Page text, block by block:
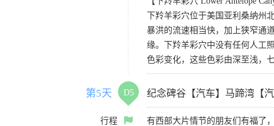
下羚羊彩穴位于美国亚利桑纳
暴洪的流速相当快，加上狭窄通
缘。下羚羊彩穴中没有任何人工
色彩变化，这些色彩由深至浅，
第5天 D5 纪念碑谷【汽车】马蹄湾【
行程
有西部大片情节的朋友们有福了